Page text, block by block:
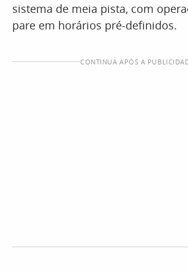
sistema de meia pista, com
pare em horários pré-definidos.
CONTINUA APÓS A